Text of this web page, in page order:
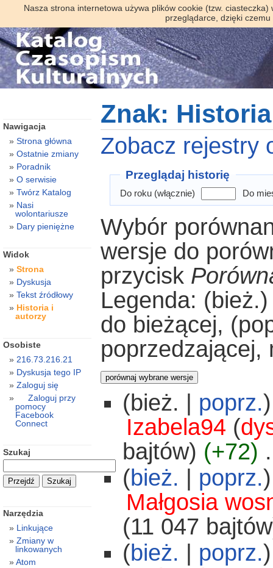
Nasza strona internetowa używa plików cookie (tzw.
przeglądarce, dzięki
Znak:
Zobacz rejestry
Przeglądaj historię
Do roku (włącznie) Do
Wybór
wersje do
przycisk
Legenda:
do bieżącej,
poprzedzającej,
(bież. | poprz.)
Izabela94 (
bajtów) (+72)
(bież. poprz.)
Małgosia
(11 047
(bież. poprz.)
Nawigacja
Strona główna
Ostatnie zmiany
Poradnik
O serwisie
Twórz Katalog
Nasi
wolontariusze
Dary pieniężne
Widok
Strona
Dyskusja
Tekst źródłowy
Historia i
autorzy
Osobiste
216.73.216.21
Dyskusja tego IP
Zaloguj się
Zaloguj przy
pomocy
Facebook
Connect
Szukaj
Narzędzia
Linkujące
Zmiany w
linkowanych
Atom